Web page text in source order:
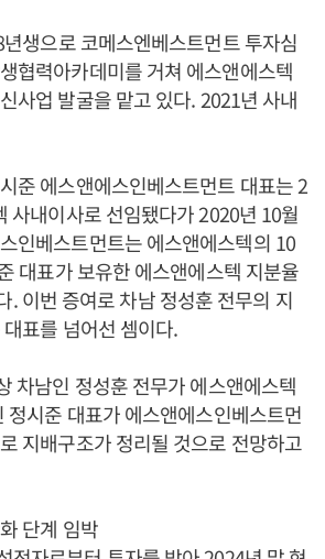
생으로 코메스엔베스트먼트 투자심
협력아카데미를 거쳐 에스앤에스텍
사업 발굴을 맡고 있다. 2021년 사내
준 에스앤에스인베스트먼트 대표는 2
사내이사로 선임됐다가 2020년 10월
인베스트먼트는 에스앤에스텍의 10
대표가 보유한 에스앤에스텍 지분율
. 이번 증여로 차남 정성훈 전무의 지
표를 넘어선 셈이다.
차남인 정성훈 전무가 에스앤에스텍
정시준 대표가 에스앤에스인베스트먼
지배구조가 정리될 것으로 전망하고
단계 임박